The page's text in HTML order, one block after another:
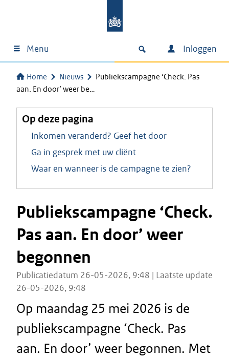
Menu Inloggen
Home Nieuws
Publiekscampagne ‘Check. Pas
aan. En door’ weer be…
Op deze pagina
Inkomen veranderd? Geef het door
Ga in gesprek met uw cliënt
Waar en wanneer is de campagne te zien?
Publiekscampagne ‘Check.
Pas aan. En door’ weer
begonnen
Publicatiedatum 26-05-2026, 9:48 | Laatste update
26-05-2026, 9:48
Op maandag 25 mei 2026 is de
publiekscampagne ‘Check. Pas
aan. En door’ weer begonnen. Met